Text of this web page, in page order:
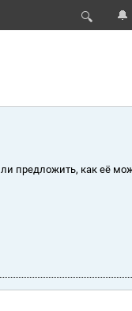
🔍 🔔
предложить, как её